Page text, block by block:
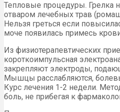
Тепловые процедуры. Грелка
отваром лечебных трав
Нельзя греться если
моче появилась примесь
Из физиотерапевтических
короткоимпульсная
закрепляют электроды,
Мышцы расслабляются,
Курс лечения 1-2 недели.
боль, не прибегая к